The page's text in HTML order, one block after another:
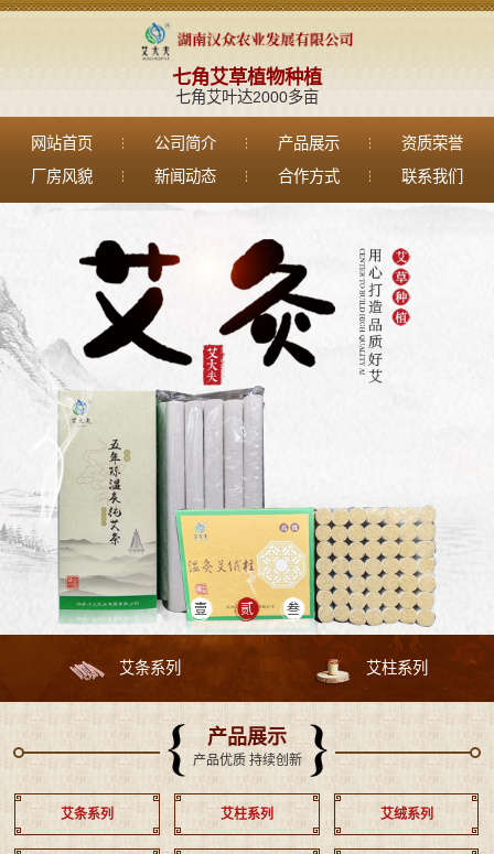
七角艾草植物种植
七角艾叶达2000多亩
网站首页 公司简介 产品展示
资质荣誉
厂房风貌
新闻动态 合作方式 联系我们
艾条系列 艾柱系列
产品展示
产品优质 持续创新
艾条系列 艾柱系列 艾绒系列